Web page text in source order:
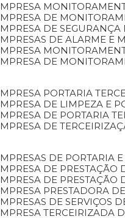
EMPRESA
EMPRESA DE
EMPRESA DE
EMPRESAS DE ALARME E
EMPRESA
EMPRESA DE
EMPRESA PORTARIA
EMPRESA DE LIMPEZA E
EMPRESA DE PORTARIA
EMPRESA DE
EMPRESAS DE PORTARIA
EMPRESA DE
EMPRESA DE
EMPRESA PRESTADORA
EMPRESAS DE SERVIÇOS
EMPRESA TERCEIRIZADA